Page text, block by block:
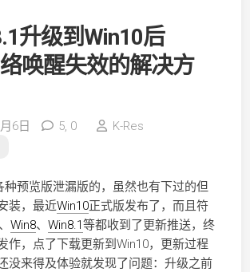
升级到Win10后
唤醒失效的解决方
6日 5, 0
K-Res
种预览版泄漏版的，虽然也有下过的但
装，最近Win10正式版发布了，而且符
Win8、 Win8.1等都收到了更新推送，终
作，点了下载更新到Win10，更新过程
没来得及体验就发现了问题：升级之前